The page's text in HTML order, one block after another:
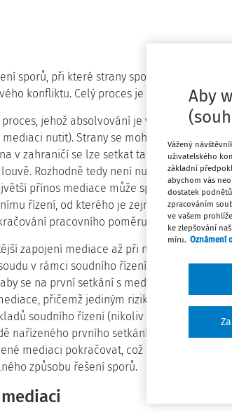
sporů, při které strany sporu za pomoci
konfliktu. Celý proces je relativně málo
jehož absolvování je vždy zcela na
nutit). Strany se mohou na mediaci
v zahraničí se lze setkat také s
Rozhodně tedy není nutné čekat na to,
přínos mediace může spočívat v tom, že
řízení, od kterého je zejména v
pracovního poměru.
zapojení mediace až při nařízeném setkání
v rámci soudního řízení.
V takovém
se na první setkání s mediátorem
přičemž jediným rizikem nesplnění
soudního řízení (nikoliv např. neúspěch
nařízeného prvního setkání soudem nejsou
mediaci pokračovat, což ale plně
způsobu řešení sporů.
Aby
Vážený
uživatelského
základní
abychom vás
dostatek
zpracováním
ve vašem
ke zlepšování
míru. Oznámení